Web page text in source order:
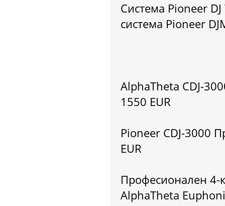
Система Pioneer
система Pioneer
AlphaTheta CDJ-
1550 EUR
Pioneer CDJ-3000
EUR
Професионален 4-
AlphaTheta